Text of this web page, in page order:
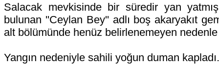
Salacak mevkisinde bir süredir yan
bulunan ''Ceylan Bey'' adlı boş akaryakıt
alt bölümünde henüz belirlenemeyen nedenle
Yangın nedeniyle sahili yoğun duman kapladı.